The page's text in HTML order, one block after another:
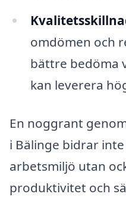
omdömen och
bättre bedöma
kan leverera
En noggrant
i Bälinge bidrar
arbetsmiljö utan
produktivitet och